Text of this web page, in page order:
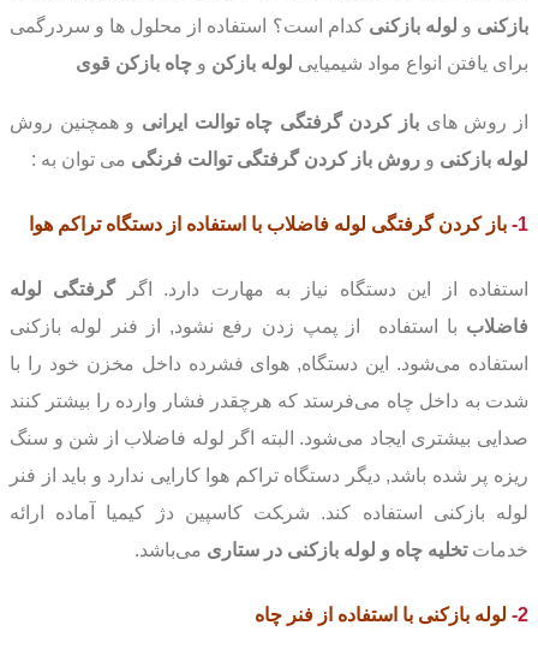
بازکنی و لوله بازکنی کدام است؟ استفاده از محلول ها و سردرگمی
برای یافتن انواع مواد شیمیایی لوله بازکن و چاه بازکن قوی
از روش های باز کردن گرفتگی چاه توالت ایرانی و همچنین روش
لوله بازکنی و روش باز کردن گرفتگی توالت فرنگی می توان به :
1- باز کردن گرفتگی لوله فاضلاب با استفاده از دستگاه تراکم هوا
استفاده از این دستگاه نیاز به مهارت دارد. اگرگرفتگی لوله
فاضلاب با استفاده از پمپ زدن رفع نشود, از فنر لوله بازکنی
استفاده می‌شود. این دستگاه, هوای فشرده داخل مخزن خود را با
شدت به داخل چاه می‌فرستد که هرچقدر فشار وارده را بیشتر کنند
صدایی بیشتری ایجاد می‌شود. البته اگر لوله فاضلاب از شن و سنگ
ریزه پر شده باشد, دیگر دستگاه تراکم هوا کارایی ندارد و باید از فنر
لوله بازکنی استفاده کند. شر‍‍‍‍‍‍‍‍کت کاسپین دژ کیمیا آماده ارائه
خدماتتخلیه چاه و لوله بازکنی در ستاری می‌باشد.
2- لوله بازکنی با استفاده از فنر چاه